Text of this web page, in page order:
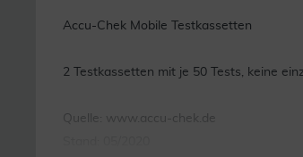
Accu-Chek Mobile Testkassetten
2 Testkassetten mit je 50 Tests, keine
Quelle: www.accu-chek.de